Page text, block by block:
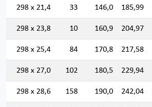
298 x 21,4 33 146,0 185,99
298 x 23,8 10 160,9 204,97
298 x 25,4 84 170,8 217,58
298 x 27,0 102 180,5 229,94
298 x 28,6 158 190,0 242,04